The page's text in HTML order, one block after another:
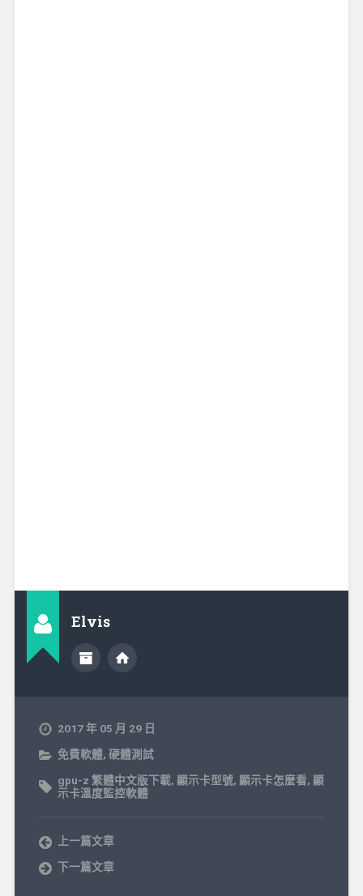
Elvis
2017 年 05 月 29 日
免費軟體, 硬體測試
gpu-z 繁體中文版下載, 顯示卡型號, 顯示卡怎麼看, 顯
示卡溫度監控軟體
上一篇文章
下一篇文章